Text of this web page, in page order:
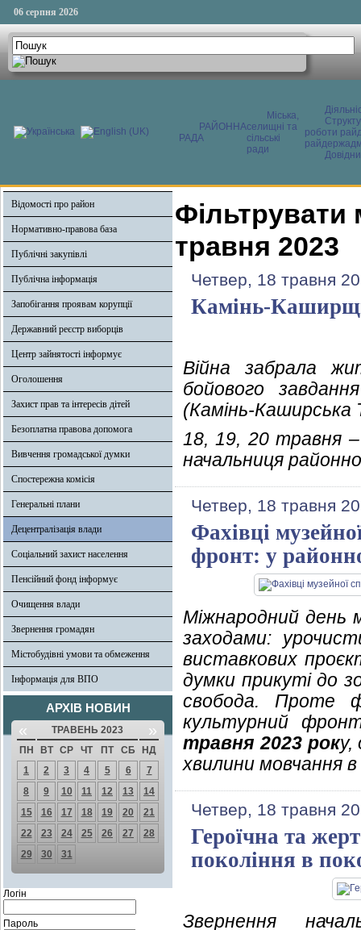
06 серпня 2026
РАЙОННА
РАДА
Міська,
селищні та
сільські
ради
роботи
Відомості про район
Нормативно-правова база
Публічні закупівлі
Публічна інформація
Запобігання проявам корупції
Державний реєстр виборців
Центр зайнятості інформує
Оголошення
Захист прав та інтересів дітей
Безоплатна правова допомога
Вивчення громадської думки
Спостережна комісія
Генеральні плани
Децентралізація влади
Соціальний захист населення
Пенсійний фонд інформує
Очищення влади
Звернення громадян
Містобудівні умови та обмеження
Інформація для ВПО
АРХІВ НОВИН
« ТРАВЕНЬ 2023 »
ПН ВТ СР ЧТ ПТ СБ
НД
1
2 3 4 5 6
7
8
9 10 11 12 13
14
15
16 17 18 19 20
21
22
23 24 25 26 27
28
29
30 31
Логін
Пароль
Фільтрувати
травня 2023
Четвер, 18 травня
Камінь-
Війна забрала
бойового
(Камінь-Каширська
18, 19, 20 травня –
начальниця
Четвер, 18 травня
Фахівці
фронт: у
Міжнародний день
заходами:
виставкових
думки прикуті до
свобода. Проте
культурний
травня 2023 року,
хвилини мовчання
Четвер, 18 травня
Героїчна та
покоління в
Звернення